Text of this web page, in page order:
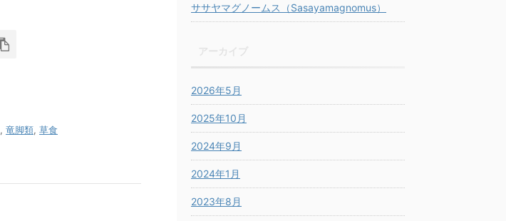
, 竜脚類, 草食
ササヤマグノームス（Sasayamagnomus）
2026年5月
2025年10月
2024年9月
2024年1月
2023年8月